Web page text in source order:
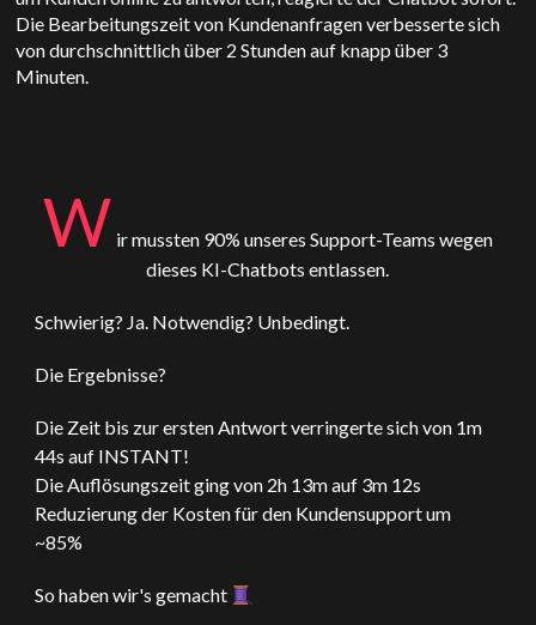
Die Bearbeitungszeit von Kundenanfragen verbesserte sich
von durchschnittlich über 2 Stunden auf knapp über 3
Minuten.
W ir mussten 90% unseres Support-Teams wegen
dieses KI-Chatbots entlassen.
Schwierig? Ja. Notwendig? Unbedingt.
Die Ergebnisse?
Die Zeit bis zur ersten Antwort verringerte sich von 1m
44s auf INSTANT!
Die Auflösungszeit ging von 2h 13m auf 3m 12s
Reduzierung der Kosten für den Kundensupport um
~85%
So haben wir's gemacht